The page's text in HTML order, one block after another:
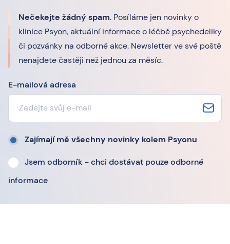
Nečekejte žádný spam. Posíláme jen novinky o
klinice Psyon, aktuální informace o léčbě psychedeliky
či pozvánky na odborné akce. Newsletter ve své poště
nenajdete častěji než jednou za měsíc.
E-mailová adresa
Zajímají mě všechny novinky kolem Psyonu
Jsem odborník - chci dostávat pouze odborné
informace